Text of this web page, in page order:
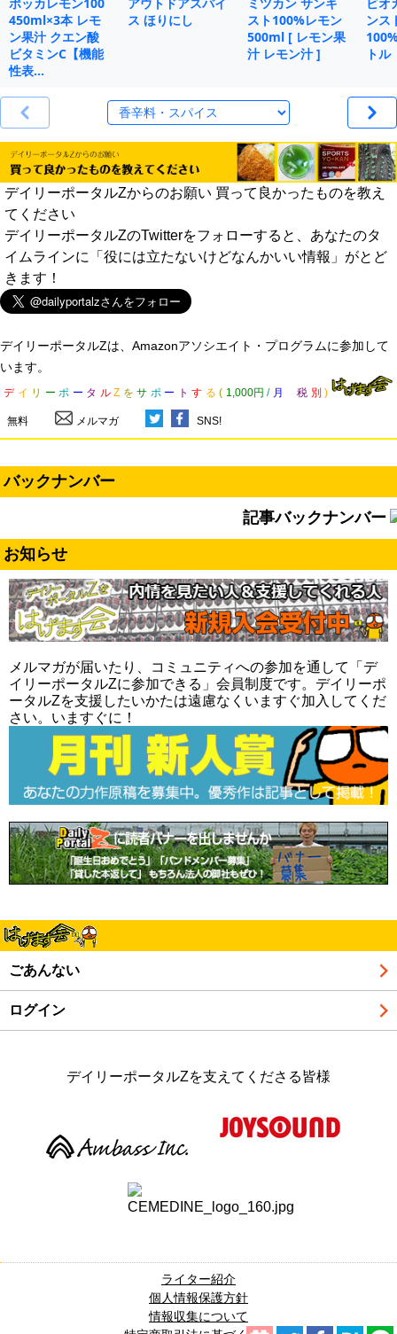
450ml×3本 レモ
ン果汁 クエン酸
ビタミンC【機能
性表…
ス ほりにし
スト100%レモン
500ml [ レモン果
汁 レモン汁 ]
ンス
トル
デイリーポータルZからのお願い 買って良かったものを教え
てください
デイリーポータルZのTwitterをフォローすると、あなたのタ
イムラインに「役には立たないけどなんかいい情報」がとど
きます！
デイリーポータルZは、Amazonアソシエイト・プログラムに参加して
います。
デ イ リ ー ポ ー タ ル Z を サ ポ ー ト す る ( 1,000円 / 月 税 別 )
無料 メルマガ SNS!
バックナンバー
記事バックナンバー
お知らせ
メルマガが届いたり、コミュニティへの参加を通して「デ
イリーポータルZに参加できる」会員制度です。デイリーポ
ータルZを支援したいかたは遠慮なくいますぐ加入してくだ
さい。いますぐに！
ごあんない
ログイン
デイリーポータルZを支えてくださる皆様
ライター紹介
個人情報保護方針
情報収集について